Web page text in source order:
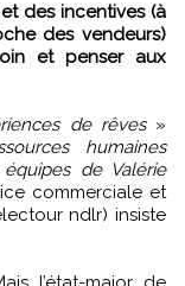
des incentives (à
des vendeurs)
et penser aux
de rêves»
humaines
de Valérie
commerciale et
ndlr) insiste